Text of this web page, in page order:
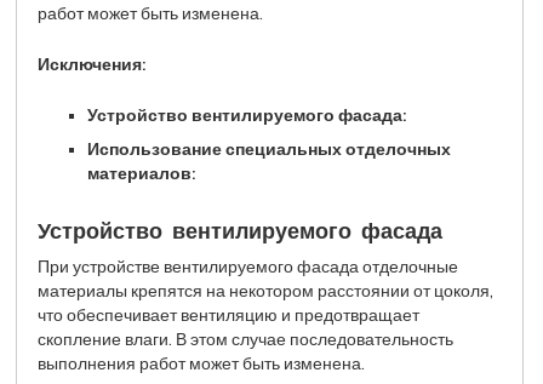
работ может быть изменена.
Исключения:
Устройство вентилируемого фасада:
Использование специальных отделочных
материалов:
Устройство вентилируемого фасада
При устройстве вентилируемого фасада отделочные
материалы крепятся на некотором расстоянии от цоколя,
что обеспечивает вентиляцию и предотвращает
скопление влаги. В этом случае последовательность
выполнения работ может быть изменена.